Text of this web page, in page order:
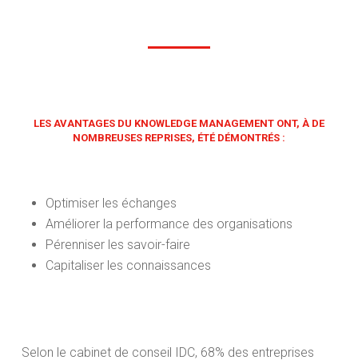
LES AVANTAGES DU KNOWLEDGE MANAGEMENT ONT, À DE
NOMBREUSES REPRISES, ÉTÉ DÉMONTRÉS :
Optimiser les échanges
Améliorer la performance des organisations
Pérenniser les savoir-faire
Capitaliser les connaissances
Selon le cabinet de conseil IDC, 68% des entreprises